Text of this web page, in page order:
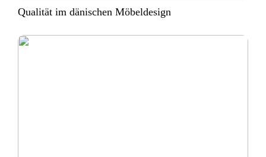
Qualität im dänischen Möbeldesign